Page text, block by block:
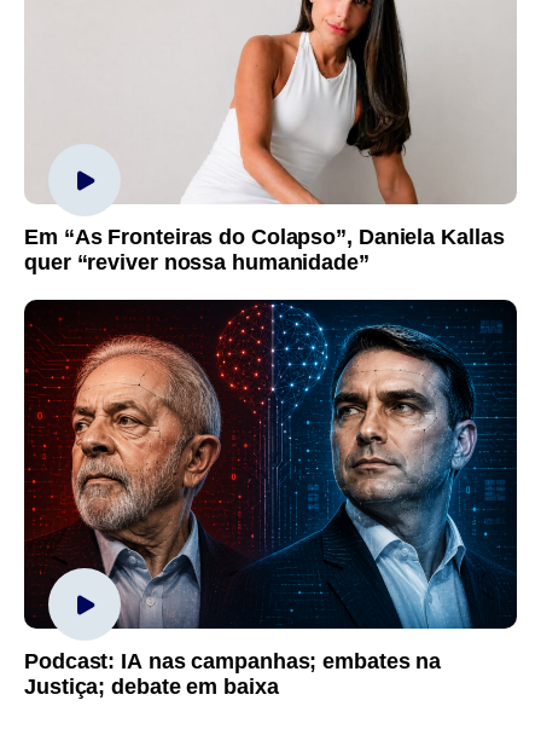
Em “As Fronteiras do Colapso”, Daniela Kallas
quer “reviver nossa humanidade”
Podcast: IA nas campanhas; embates na
Justiça; debate em baixa